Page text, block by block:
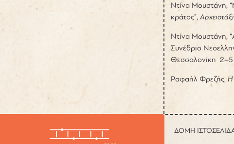
Ντίνα Μουστάνη,
κράτος”,
Ντίνα Μουστάνη,
Συνέδριο
Θεσσαλονίκη
Ραφαήλ Φρεζής, Η
ΔΟΜΗ